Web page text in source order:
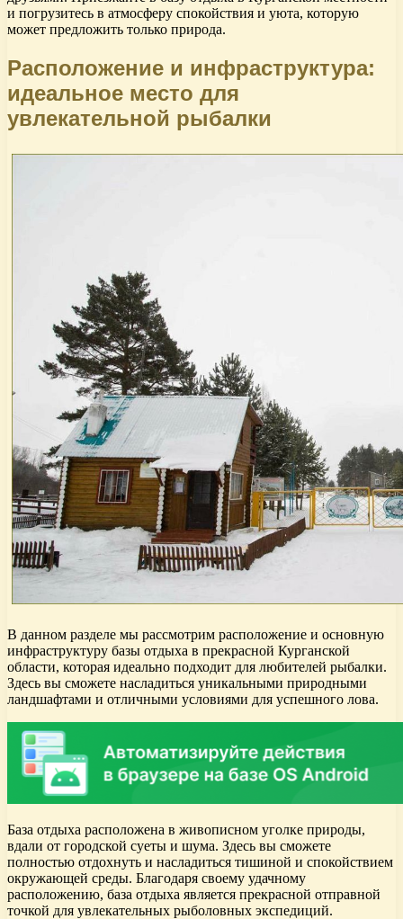
и погрузитесь в атмосферу спокойствия и уюта, которую
может предложить только природа.
Расположение и инфраструктура:
идеальное место для
увлекательной рыбалки
В данном разделе мы рассмотрим расположение и основную
инфраструктуру базы отдыха в прекрасной Курганской
области, которая идеально подходит для любителей рыбалки.
Здесь вы сможете насладиться уникальными природными
ландшафтами и отличными условиями для успешного лова.
База отдыха расположена в живописном уголке природы,
вдали от городской суеты и шума. Здесь вы сможете
полностью отдохнуть и насладиться тишиной и спокойствием
окружающей среды. Благодаря своему удачному
расположению, база отдыха является прекрасной отправной
точкой для увлекательных рыболовных экспедиций.